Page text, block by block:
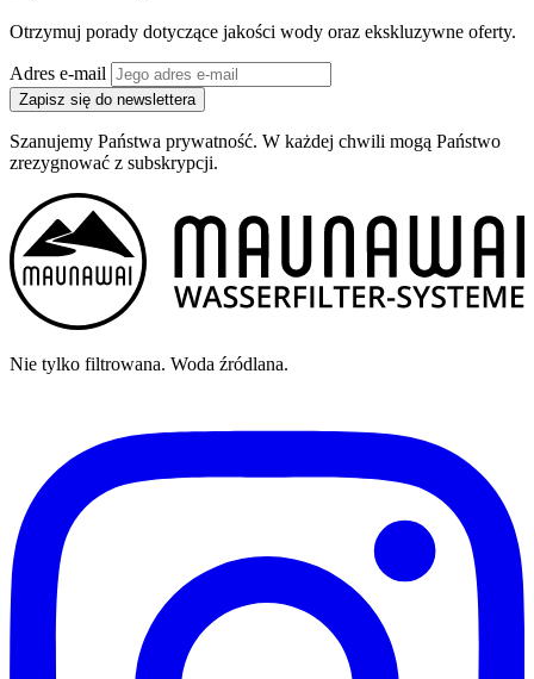
Otrzymuj porady dotyczące jakości wody oraz ekskluzywne oferty.
Adres e-mail
Zapisz się do newslettera
Szanujemy Państwa prywatność. W każdej chwili mogą Państwo
zrezygnować z subskrypcji.
Nie tylko filtrowana. Woda źródlana.